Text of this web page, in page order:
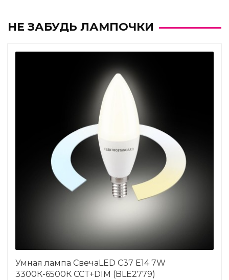
НЕ ЗАБУДЬ ЛАМПОЧКИ
Умная лампа СвечаLED C37 Е14 7W
3300К-6500К CCT+DIM (BLE2779)